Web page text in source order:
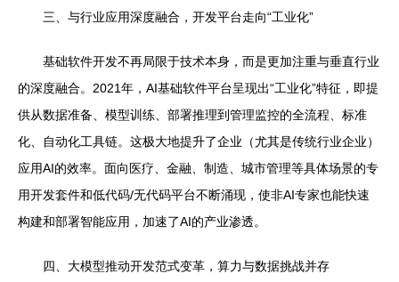
三、与行业应用深度融合，开发平台走向“工业化”
基础软件开发不再局限于技术本身，而是更加注重与垂直行业
的深度融合。2021年，AI基础软件平台呈现出“工业化”特征，即提
供从数据准备、模型训练、部署推理到管理监控的全流程、标准
化、自动化工具链。这极大地提升了企业（尤其是传统行业企业）
应用AI的效率。面向医疗、金融、制造、城市管理等具体场景的专
用开发套件和低代码/无代码平台不断涌现，使非AI专家也能快速
构建和部署智能应用，加速了AI的产业渗透。
四、大模型推动开发范式变革，算力与数据挑战并存